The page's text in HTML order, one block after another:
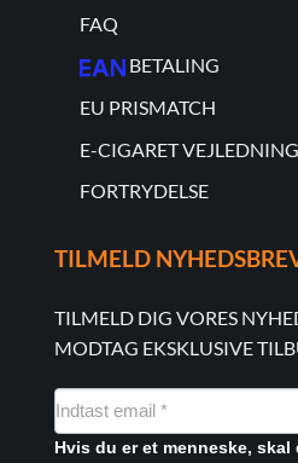
FAQ
BETALING
EU PRISMATCH
E-CIGARET VEJLEDNING
FORTRYDELSE
TILMELD
TILMELD DIG VORES
MODTAG EKSKLUSIVE
NYHEDSMAIL
FORMULAR
Hvis du er et menneske,